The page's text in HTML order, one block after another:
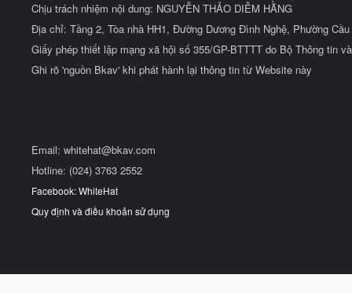
Chịu trách nhiệm nội dung: NGUYỄN THẢO DIỄM HẰNG
Địa chỉ: Tầng 2, Tòa nhà HH1, Đường Dương Đình Nghệ, Phường
Giấy phép thiết lập mạng xã hội số 355/GP-BTTTT do Bộ Thông tin
Ghi rõ 'nguồn Bkav' khi phát hành lại thông tin từ Website này
Email: whitehat@bkav.com
Hotline: (024) 3763 2552
Facebook: WhiteHat
Quy định và điều khoản sử dụng